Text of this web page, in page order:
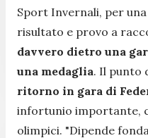
Sport Invernali, per
risultato e provo a
davvero dietro una
una medaglia. Il punto
ritorno in gara di
infortunio importante,
olimpici. "Dipende